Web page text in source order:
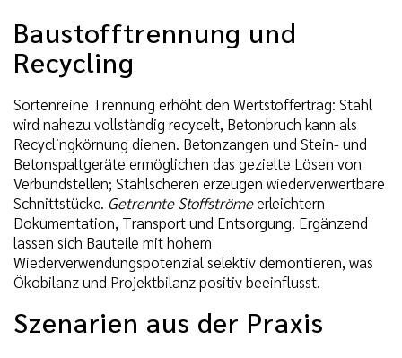
Baustofftrennung und
Recycling
Sortenreine Trennung erhöht den Wertstoffertrag: Stahl
wird nahezu vollständig recycelt, Betonbruch kann als
Recyclingkörnung dienen. Betonzangen und Stein- und
Betonspaltgeräte ermöglichen das gezielte Lösen von
Verbundstellen; Stahlscheren erzeugen wiederverwertbare
Schnittstücke. Getrennte Stoffströmeerleichtern
Dokumentation, Transport und Entsorgung. Ergänzend
lassen sich Bauteile mit hohem
Wiederverwendungspotenzial selektiv demontieren, was
Ökobilanz und Projektbilanz positiv beeinflusst.
Szenarien aus der Praxis